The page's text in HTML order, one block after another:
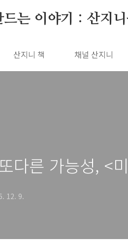
드는 이야기 : 산지
산지니 책 채널 산지니
다른 가능성, <
12. 9.